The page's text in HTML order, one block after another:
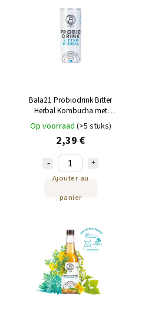
Bestsellers
Alphabétiquement
Bala21 Probiodrink Bitter
Herbal Kombucha met
probiotica 250 ml
Op voorraad (>5 stuks)
2,39 €
Ajouter au
panier